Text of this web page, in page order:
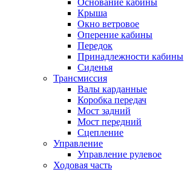
Основание кабины
Крыша
Окно ветровое
Оперение кабины
Передок
Принадлежности кабины
Сиденья
Трансмиссия
Валы карданные
Коробка передач
Мост задний
Мост передний
Сцепление
Управление
Управление рулевое
Ходовая часть